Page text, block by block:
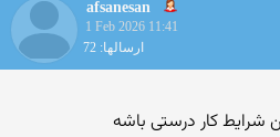
afsanesan
1 Feb 2026 11:41
ارسالها: 72
شرایط کار درستی باشه